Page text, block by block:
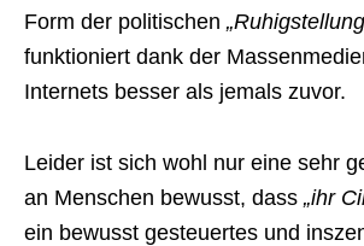
Form der politischen
funktioniert dank der
Internets besser als jemals zuvor.
Leider ist sich wohl nur eine sehr
an Menschen bewusst, dass „ihr
ein bewusst gesteuertes und